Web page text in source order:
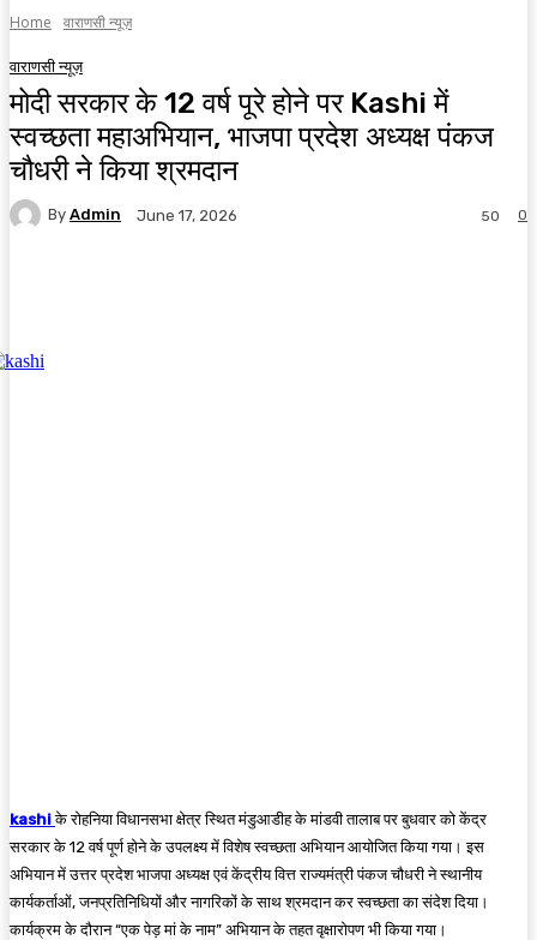
Home वाराणसी न्यूज़
वाराणसी न्यूज़
मोदी सरकार के 12 वर्ष पूरे होने पर Kashi में
स्वच्छता महाअभियान, भाजपा प्रदेश अध्यक्ष पंकज
चौधरी ने किया श्रमदान
By Admin June 17, 2026 0
50
kashiके रोहनिया विधानसभा क्षेत्र स्थित मंडुआडीह के मांडवी तालाब पर बुधवार को केंद्र
सरकार के 12 वर्ष पूर्ण होने के उपलक्ष्य में विशेष स्वच्छता अभियान आयोजित किया गया। इस
अभियान में उत्तर प्रदेश भाजपा अध्यक्ष एवं केंद्रीय वित्त राज्यमंत्री पंकज चौधरी ने स्थानीय
कार्यकर्ताओं, जनप्रतिनिधियों और नागरिकों के साथ श्रमदान कर स्वच्छता का संदेश दिया।
कार्यक्रम के दौरान “एक पेड़ मां के नाम” अभियान के तहत वृक्षारोपण भी किया गया।